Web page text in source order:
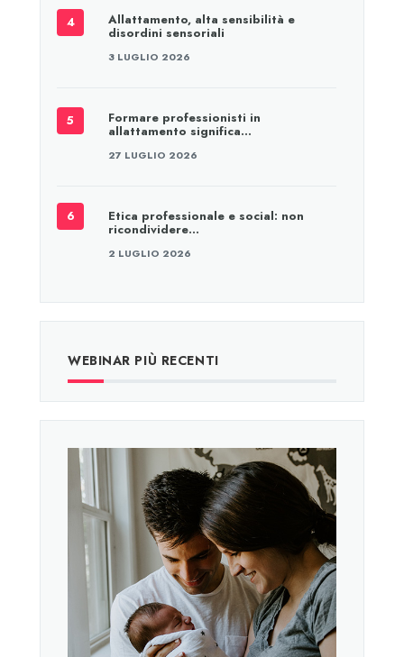
Allattamento, alta sensibilità e
disordini sensoriali
3 LUGLIO 2026
Formare professionisti in
allattamento significa…
27 LUGLIO 2026
Etica professionale e social: non
ricondividere…
2 LUGLIO 2026
WEBINAR PIÙ RECENTI